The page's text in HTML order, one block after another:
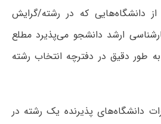
از دانشگاه‌هایی که در رشته/گرایش
ارشد دانشجو می‌پذیرد مطلع
طور دقیق در دفترچه انتخاب رشته
دانشگاه‌های پذیرنده یک رشته در